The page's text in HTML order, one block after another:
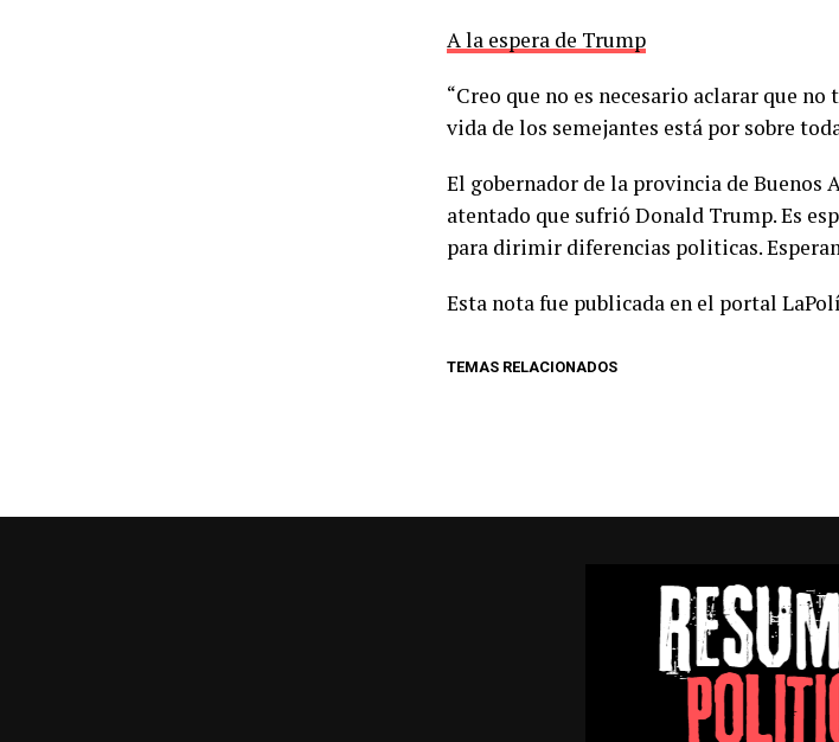
A la espera de Trump
“Creo que no es necesario aclarar que
vida de los semejantes está por sobre
El gobernador de la provincia de Buenos
atentado que sufrió Donald Trump. Es
para dirimir diferencias politicas.
Esta nota fue publicada en el portal
TEMAS RELACIONADOS